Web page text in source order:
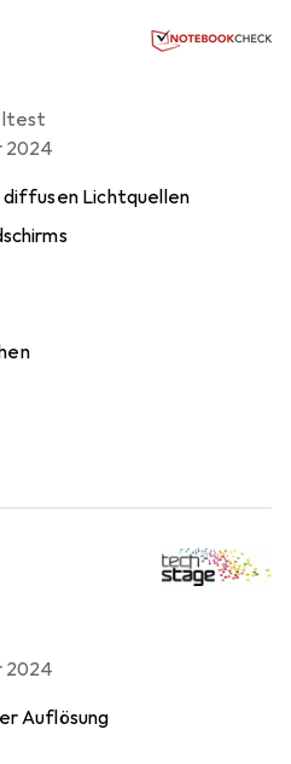
2024
diffusen Lichtquellen
2024
Auflösung